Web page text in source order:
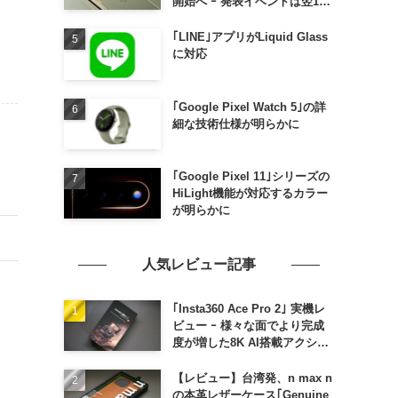
｢LINE｣アプリがLiquid Glass
に対応
｢Google Pixel Watch 5｣の詳
細な技術仕様が明らかに
｢Google Pixel 11｣シリーズの
HiLight機能が対応するカラー
が明らかに
人気レビュー記事
｢Insta360 Ace Pro 2｣ 実機レ
ビュー ｰ 様々な面でより完成
度が増した8K AI搭載アクショ
【レビュー】台湾発、n max n
の本革レザーケース｢Genuine